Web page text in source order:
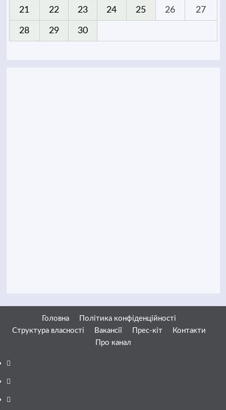
21 22 23 24 25 26 27
28 29 30
Головна
Політика конфіденційності
Структура власності
Вакансії Прес-кіт
Контакти
Про канал
Facebook
YouTube
Telegram